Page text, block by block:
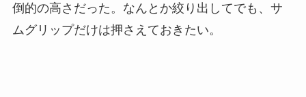
倒的の高さだった。なんとか絞り出してでも、サ
ムグリップだけは押さえておきたい。